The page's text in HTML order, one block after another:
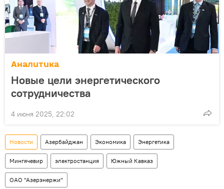
Аналитика
Новые цели энергетического
сотрудничества
4 июня 2025, 22:02
Новости Азербайджан Экономика Энергетика
Мингячевир электростанция Южный Кавказ
ОАО "Азерэнержи"